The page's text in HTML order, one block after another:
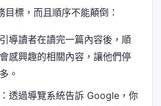
標，而且順序不能顛倒：
導讀者在讀完一篇內容後，順
感興趣的相關內容，讓他們停
。
透過導覽系統告訴 Google，你